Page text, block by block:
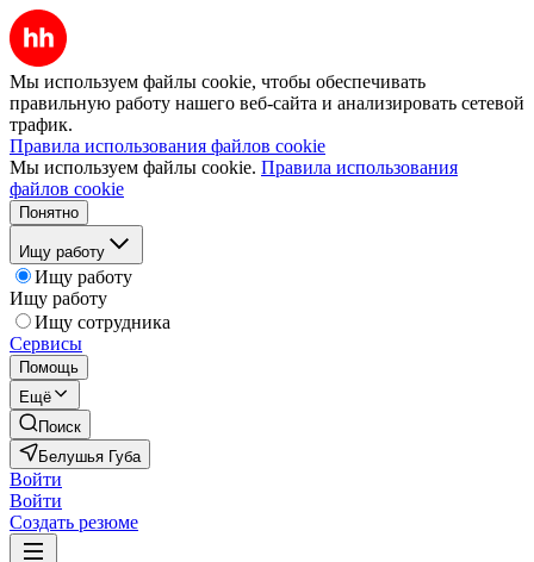
Мы используем файлы cookie, чтобы обеспечивать
правильную работу нашего веб-сайта и анализировать сетевой
трафик.
Правила использования файлов cookie
Мы используем файлы cookie. Правила использования
файлов cookie
Понятно
Ищу работу
Ищу работу
Ищу работу
Ищу сотрудника
Сервисы
Помощь
Ещё
Поиск
Белушья Губа
Войти
Войти
Создать резюме